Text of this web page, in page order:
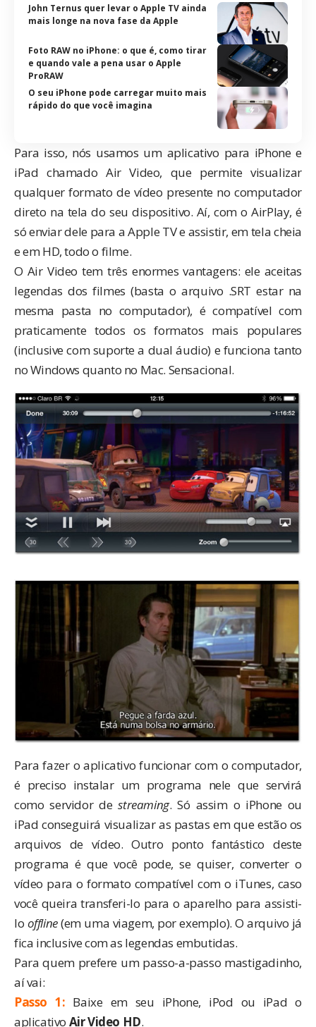
John Ternus quer levar o Apple TV ainda
mais longe na nova fase da Apple
Foto RAW no iPhone: o que é, como tirar
e quando vale a pena usar o Apple
ProRAW
O seu iPhone pode carregar muito mais
rápido do que você imagina
Para isso, nós usamos um aplicativo para iPhone e
iPad chamado Air Video, que permite visualizar
qualquer formato de vídeo presente no computador
direto na tela do seu dispositivo. Aí, com o AirPlay, é
só enviar dele para a Apple TV e assistir, em tela cheia
e em HD, todo o filme.
O Air Video tem três enormes vantagens: ele aceitas
legendas dos filmes (basta o arquivo .SRT estar na
mesma pasta no computador), é compatível com
praticamente todos os formatos mais populares
(inclusive com suporte a dual áudio) e funciona tanto
no Windows quanto no Mac. Sensacional.
Para fazer o aplicativo funcionar com o computador,
é preciso instalar um programa nele que servirá
como servidor destreaming. Só assim o iPhone ou
iPad conseguirá visualizar as pastas em que estão os
arquivos de vídeo. Outro ponto fantástico deste
programa é que você pode, se quiser, converter o
vídeo para o formato compatível com o iTunes, caso
você queira transferi-lo para o aparelho para assisti-
lo offline(em uma viagem, por exemplo). O arquivo já
fica inclusive com as legendas embutidas.
Para quem prefere um passo-a-passo mastigadinho,
aí vai:
Passo 1: Baixe em seu iPhone, iPod ou iPad o
aplicativo Air Video HD.